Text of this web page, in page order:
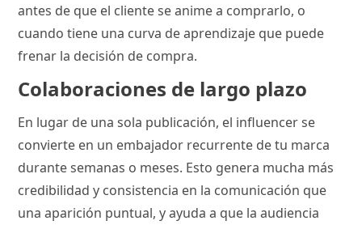
antes de que el cliente se anime a comprarlo, o
cuando tiene una curva de aprendizaje que puede
frenar la decisión de compra.
Colaboraciones de largo plazo
En lugar de una sola publicación, el influencer se
convierte en un embajador recurrente de tu marca
durante semanas o meses. Esto genera mucha más
credibilidad y consistencia en la comunicación que
una aparición puntual, y ayuda a que la audiencia